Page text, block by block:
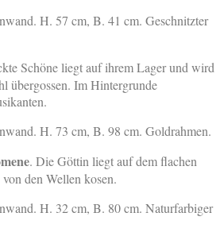
H. 57 cm, B. 41 cm. Geschnitzter
Schöne liegt auf ihrem Lager und wird
übergossen. Im Hintergrunde
H. 73 cm, B. 98 cm. Goldrahmen.
. Die Göttin liegt auf dem flachen
den Wellen kosen.
H. 32 cm, B. 80 cm. Naturfarbiger